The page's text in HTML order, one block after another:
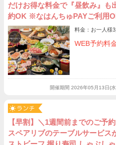
だけお得な料金で『昼飲み』
約OK ※なはんちゅPAYご利用
料金：お一人様
WEB予約料
開催期間 2026年05月13日(
【早割】＼1週間前までのご予
スペアリブのテーブルサービ